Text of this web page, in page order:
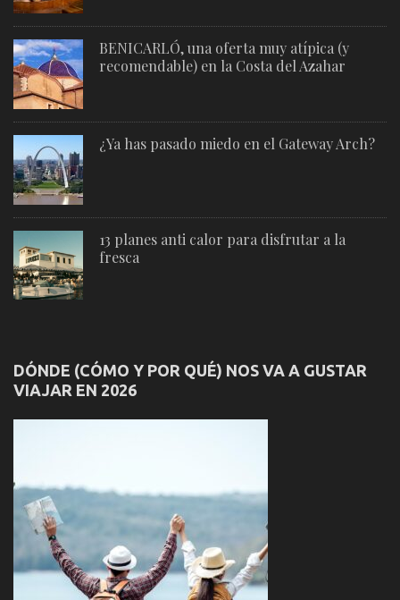
BENICARLÓ, una oferta muy atípica (y
recomendable) en la Costa del Azahar
¿Ya has pasado miedo en el Gateway Arch?
13 planes anti calor para disfrutar a la
fresca
DÓNDE (CÓMO Y POR QUÉ) NOS VA A GUSTAR
VIAJAR EN 2026